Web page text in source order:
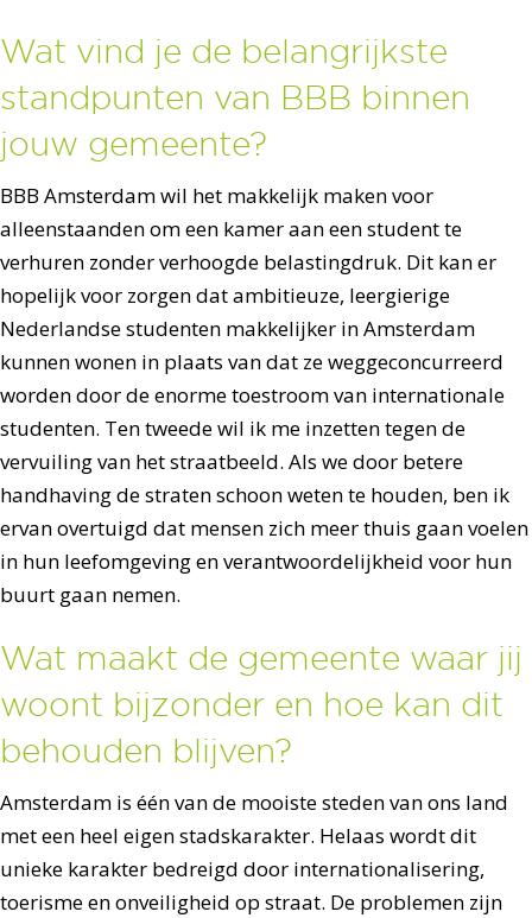
Wat vind je de belangrijkste
standpunten van BBB binnen
jouw gemeente?
BBB Amsterdam wil het makkelijk maken voor
alleenstaanden om een kamer aan een student te
verhuren zonder verhoogde belastingdruk. Dit kan er
hopelijk voor zorgen dat ambitieuze, leergierige
Nederlandse studenten makkelijker in Amsterdam
kunnen wonen in plaats van dat ze weggeconcurreerd
worden door de enorme toestroom van internationale
studenten. Ten tweede wil ik me inzetten tegen de
vervuiling van het straatbeeld. Als we door betere
handhaving de straten schoon weten te houden, ben ik
ervan overtuigd dat mensen zich meer thuis gaan voelen
in hun leefomgeving en verantwoordelijkheid voor hun
buurt gaan nemen.
Wat maakt de gemeente waar jij
woont bijzonder en hoe kan dit
behouden blijven?
Amsterdam is één van de mooiste steden van ons land
met een heel eigen stadskarakter. Helaas wordt dit
unieke karakter bedreigd door internationalisering,
toerisme en onveiligheid op straat. De problemen zijn